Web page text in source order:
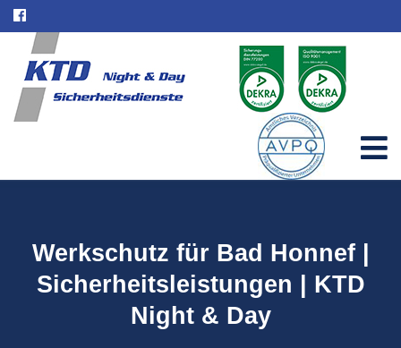
Werkschutz für Bad Honnef |
Sicherheitsleistungen | KTD
Night & Day